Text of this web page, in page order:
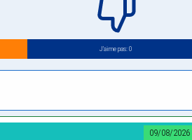
J’aime pas: 0
09/08/2026